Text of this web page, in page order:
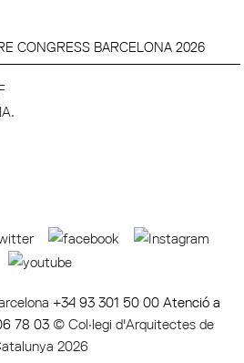
CONGRESS BARCELONA 2026
+34 93 301 50 00 Atenció a
78 03 © Col·legi d'Arquitectes de
2026